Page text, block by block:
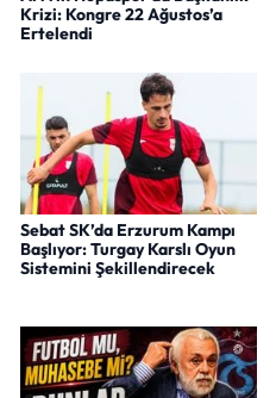
Krizi: Kongre 22 Ağustos’a
Ertelendi
Sebat SK’da Erzurum Kampı
Başlıyor: Turgay Karslı Oyun
Sistemini Şekillendirecek